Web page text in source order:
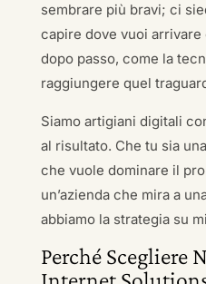
sembrare più bravi; ci
capire dove vuoi
dopo passo, come la
raggiungere quel
Siamo artigiani digitali
al risultato. Che tu sia
che vuole dominare il
un’azienda che mira a
abbiamo la strategia su
Perché Scegliere